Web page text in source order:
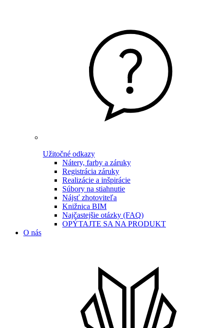
Užitočné odkazy
Nátery, farby a záruky
Registrácia záruky
Realizácie a inšpirácie
Súbory na stiahnutie
Nájsť zhotoviteľa
Knižnica BIM
Najčastejšie otázky (FAQ)
OPÝTAJTE SA NA PRODUKT
O nás